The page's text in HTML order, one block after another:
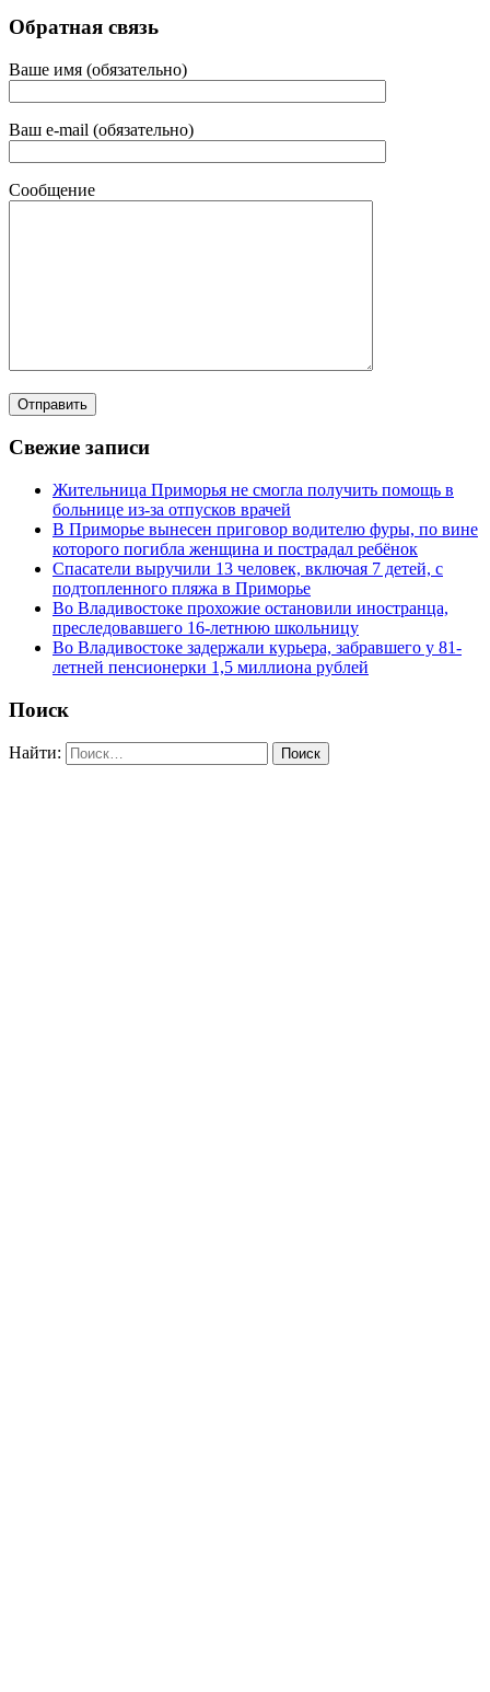
Обратная связь
Ваше имя (обязательно)
Ваш e-mail (обязательно)
Сообщение
Свежие записи
Жительница Приморья не смогла получить помощь в
больнице из-за отпусков врачей
В Приморье вынесен приговор водителю фуры, по вине
которого погибла женщина и пострадал ребёнок
Спасатели выручили 13 человек, включая 7 детей, с
подтопленного пляжа в Приморье
Во Владивостоке прохожие остановили иностранца,
преследовавшего 16-летнюю школьницу
Во Владивостоке задержали курьера, забравшего у 81-
летней пенсионерки 1,5 миллиона рублей
Поиск
Найти: